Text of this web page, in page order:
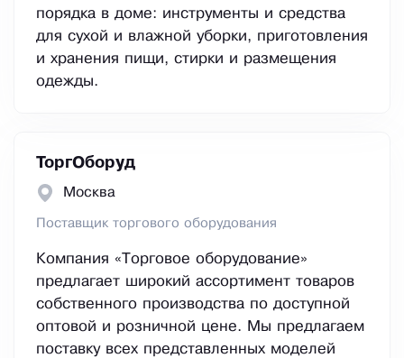
порядка в доме: инструменты и средства
для сухой и влажной уборки, приготовления
и хранения пищи, стирки и размещения
одежды.
ТоргОборуд
Москва
Поставщик торгового оборудования
Компания «Торговое оборудование»
предлагает широкий ассортимент товаров
собственного производства по доступной
оптовой и розничной цене. Мы предлагаем
поставку всех представленных моделей